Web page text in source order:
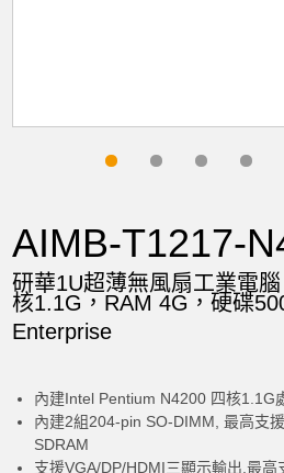
AIMB-T1217-
研華1U超薄無風扇工業電腦
核1.1G，RAM 4G，硬碟
Enterprise
內建Intel Pentium N4200 四核1.1G
內建2組204-pin SO-DIMM, 最高支
SDRAM
支援VGA/DP/HDMI三顯示輸出,最
Software
ATI OEM 2021 Personal